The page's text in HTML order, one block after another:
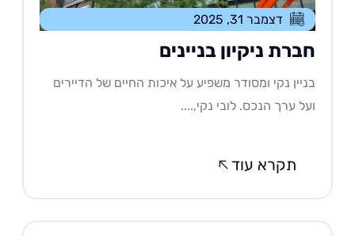
דצמבר 31, 2025
ניקיון בניינים
נקי ומסודר משפיע על איכות החיים של הדיירים
ערך הנכס. לובי נקי,....
תקרא עוד